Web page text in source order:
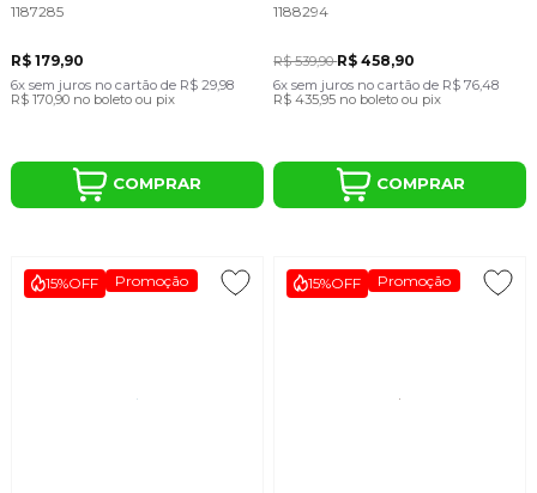
1187285
R$ 179,90
6x sem juros no cartãode R$ 29,98
R$ 170,90 no boleto ou pix
COMPRAR
1188294
R$ 539,90R$ 458,90
6x sem juros no cartão de R$ 76,48
R$ 435,95 no boleto ou pix
COMPRAR
15%OFF Promoção 15%OFF Promoção